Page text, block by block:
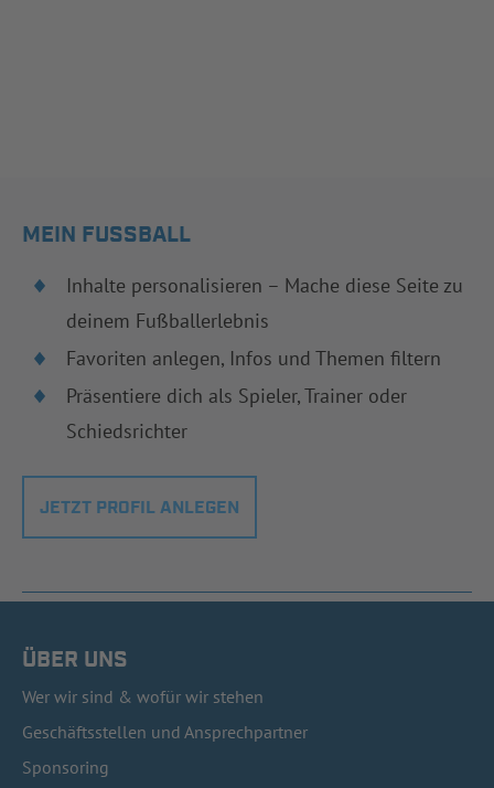
MEIN FUSSBALL
Inhalte personalisieren – Mache diese Seite zu
deinem Fußballerlebnis
Favoriten anlegen, Infos und Themen filtern
Präsentiere dich als Spieler, Trainer oder
Schiedsrichter
JETZT PROFIL ANLEGEN
ÜBER UNS
Wer wir sind & wofür wir stehen
Geschäftsstellen und Ansprechpartner
Sponsoring